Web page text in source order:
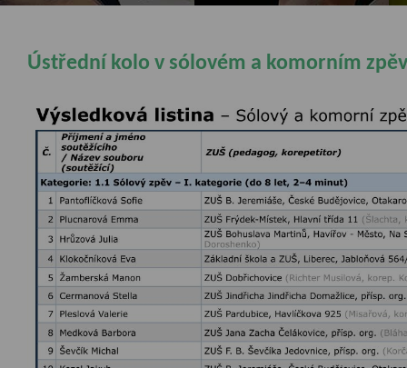
Ústřední kolo v sólovém a komorním